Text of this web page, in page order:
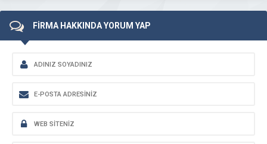
FİRMA HAKKINDA YORUM YAP